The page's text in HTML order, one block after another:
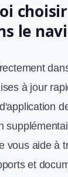
le
à jour
vous aide à
et